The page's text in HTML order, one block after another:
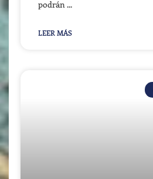
podrán
LEER MÁS